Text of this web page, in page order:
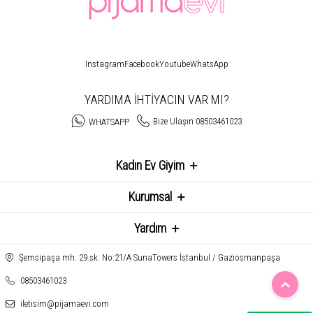
InstagramFacebookYoutubeWhatsApp
YARDIMA İHTİYACIN VAR MI?
WHATSAPP Bize Ulaşın 08503461023
Kadın Ev Giyim
Kurumsal
Yardım
Şemsipaşa mh. 29.sk. No:21/A SunaTowers İstanbul / Gaziosmanpaşa
08503461023
iletisim@pijamaevi.com